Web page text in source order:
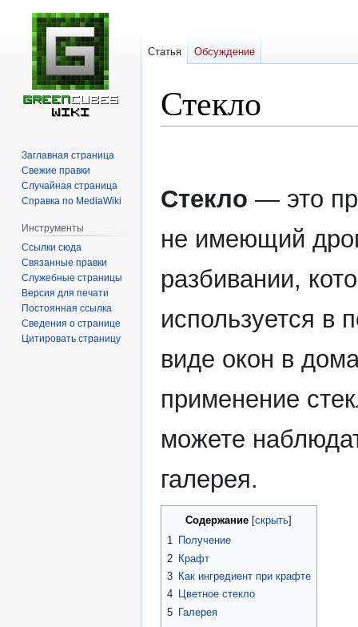
Стекло
Стекло — это
не имеющий
разбивании,
используется в
виде окон в
применение
можете
галерея.
Содержание
1 Получение
2 Крафт
3 Как ингредиент при крафте
4 Цветное стекло
5 Галерея
Статья Обсуждение
Заглавная страница
Свежие правки
Случайная страница
Справка по MediaWiki
Инструменты
Ссылки сюда
Связанные правки
Служебные страницы
Версия для печати
Постоянная ссылка
Сведения о странице
Цитировать страницу